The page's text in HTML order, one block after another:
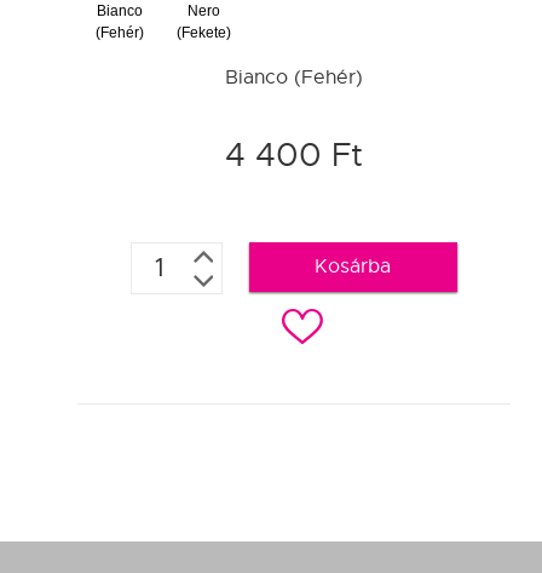
Bianco
(Fehér)
Nero
(Fekete)
Bianco (Fehér)
4 400 Ft
Kosárba
c